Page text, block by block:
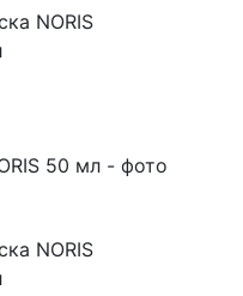
NORIS
NORIS